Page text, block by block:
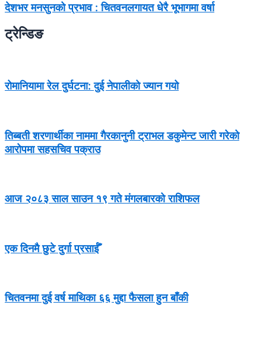
देशभर मनसुनको प्रभाव : चितवनलगायत धेरै भूभागमा वर्षा
ट्रेन्डिङ
रोमानियामा रेल दुर्घटना: दुई नेपालीको ज्यान गयो
तिब्बती शरणार्थीका नाममा गैरकानुनी ट्राभल डकुमेन्ट जारी गरेको
आरोपमा सहसचिव पक्राउ
आज २०८३ साल साउन १९ गते मंगलबारको राशिफल
एक दिनमै छुटे दुर्गा प्रसाईँ
चितवनमा दुई वर्ष माथिका ६६ मुद्दा फैसला हुन बाँकी